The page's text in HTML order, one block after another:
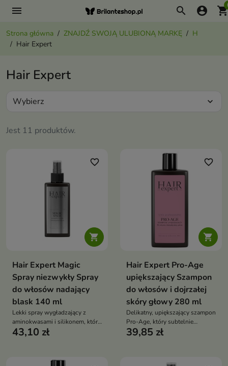
menu search account_circle
Strona główna ZNAJDŹ SWOJĄ ULUBIONĄ MARKĘ
H
Hair Expert
Hair Expert
Jest 11 produktów.
Wybierz expand_more

favorite_border
Hair Expert Magic
Spray niezwykły Spray
do włosów nadający
blask 140 ml
Lekki spray wygładzający z
aminokwasami i silikonem, który
nadaje włosom intensywny
efektu obciążenia
43,10 zł

favorite_border
Hair Expert Pro-Age
upiększający Szampon
do włosów i dojrzałej
skóry głowy 280 ml
Delikatny, upiększający szampon
Pro-Age, który subtelnie
oczyszcza, nawilża i zmiękcza
39,85 zł